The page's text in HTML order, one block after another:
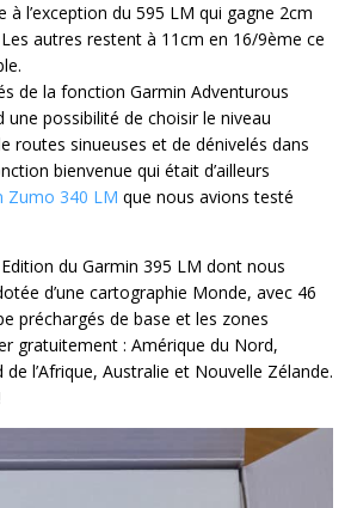
à l’exception du 595 LM qui gagne 2cm
Les autres restent à 11cm en 16/9ème ce
de la fonction Garmin Adventurous
une possibilité de choisir le niveau
routes sinueuses et de dénivelés dans
bienvenue qui était d’ailleurs
Zumo 340 LM que nous avions testé
du Garmin 395 LM dont nous
d’une cartographie Monde, avec 46
préchargés de base et les zones
gratuitement : Amérique du Nord,
de l’Afrique, Australie et Nouvelle Zélande.